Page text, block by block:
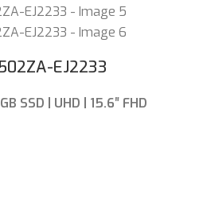
EJ2233
SSD | UHD | 15.6″ FHD